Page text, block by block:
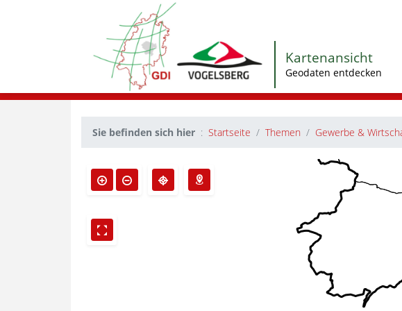
Kartenansicht
Geodaten entdecken
Sie befinden sich hier Startseite Themen Gewerbe &